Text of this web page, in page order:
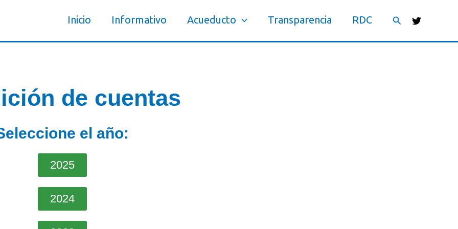
Inicio Informativo Acueducto Transparencia RDC Buscar
de cuentas
el año:
2025
2024